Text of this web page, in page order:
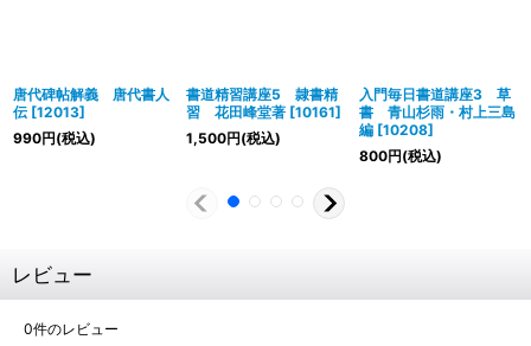
唐代碑帖解義 唐代書人
伝 [12013]
990円(税込)
書道精習講座5 隷書精
習 花田峰堂著 [10161]
1,500円(税込)
入門毎日書道講座3 草
書 青山杉雨・村上三島
編 [10208]
800円(税込)
レビュー
0件のレビュー